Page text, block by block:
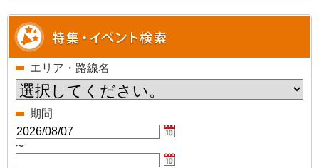
エリア・路線名
期間
〜